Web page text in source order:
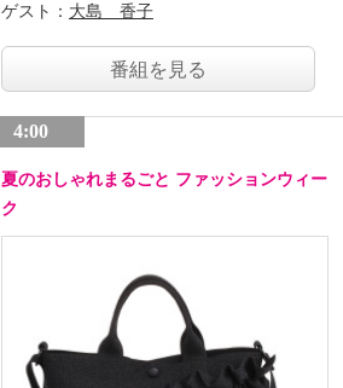
ゲスト： 大島 香子
番組を見る
4:00
夏のおしゃれまるごと ファッションウィー
ク